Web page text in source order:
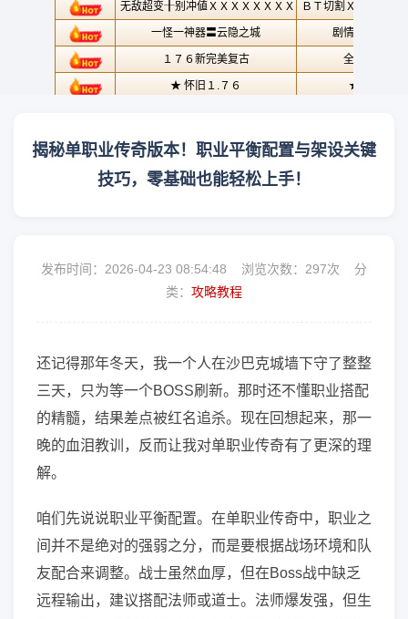
揭秘单职业传奇版本！职业平衡配置与架设关键
技巧，零基础也能轻松上手！
发布时间：2026-04-23 08:54:48 浏览次数： 297次 分
类： 攻略教程
还记得那年冬天，我一个人在沙巴克城墙下守了整整
三天，只为等一个BOSS刷新。那时还不懂职业搭配
的精髓，结果差点被红名追杀。现在回想起来，那一
晚的血泪教训，反而让我对单职业传奇有了更深的理
解。
咱们先说说职业平衡配置。在单职业传奇中，职业之
间并不是绝对的强弱之分，而是要根据战场环境和队
友配合来调整。战士虽然血厚，但在Boss战中缺乏
远程输出，建议搭配法师或道士。法师爆发强，但生